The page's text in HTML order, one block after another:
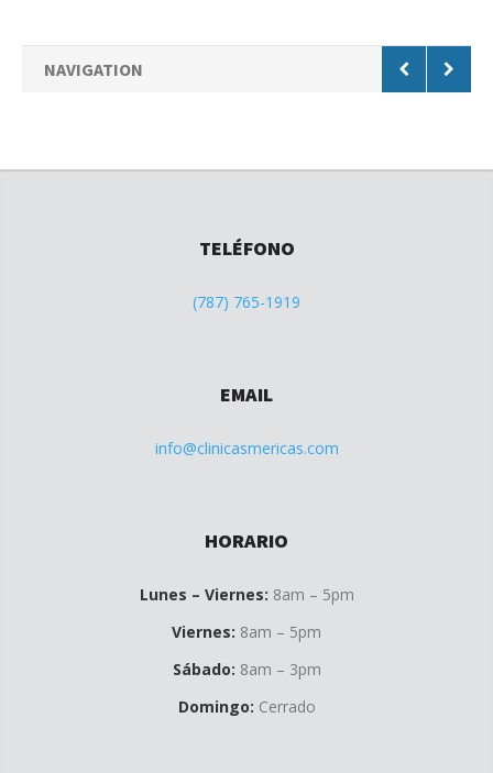
NAVIGATION
TELÉFONO
(787) 765-1919
EMAIL
info@clinicasmericas.com
HORARIO
Lunes – Viernes: 8am – 5pm
Viernes: 8am – 5pm
Sábado: 8am – 3pm
Domingo: Cerrado